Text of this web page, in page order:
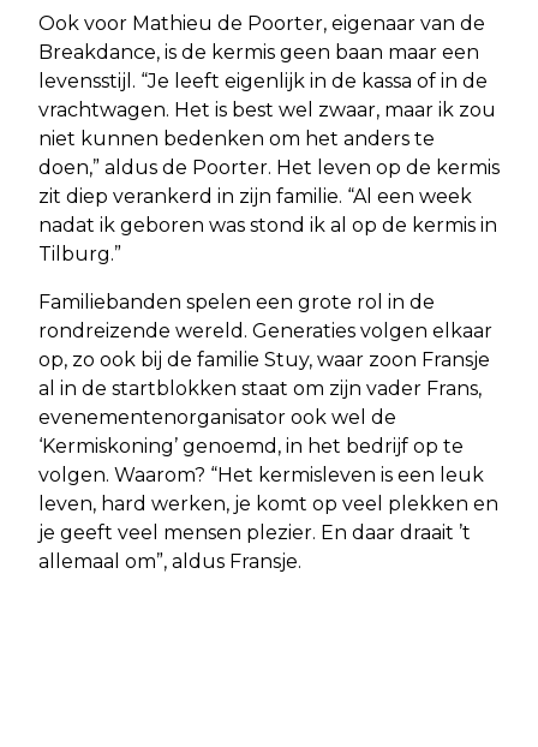
Ook voor Mathieu de Poorter, eigenaar van de
Breakdance, is de kermis geen baan maar een
levensstijl. “Je leeft eigenlijk in de kassa of in de
vrachtwagen. Het is best wel zwaar, maar ik zou
niet kunnen bedenken om het anders te
doen,” aldus de Poorter. Het leven op de kermis
zit diep verankerd in zijn familie. “Al een week
nadat ik geboren was stond ik al op de kermis in
Tilburg.”
Familiebanden spelen een grote rol in de
rondreizende wereld. Generaties volgen elkaar
op, zo ook bij de familie Stuy, waar zoon Fransje
al in de startblokken staat om zijn vader Frans,
evenementenorganisator ook wel de
‘Kermiskoning’ genoemd, in het bedrijf op te
volgen. Waarom? “Het kermisleven is een leuk
leven, hard werken, je komt op veel plekken en
je geeft veel mensen plezier. En daar draait ’t
allemaal om”, aldus Fransje.